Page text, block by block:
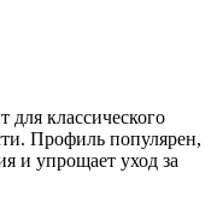
для классического
Профиль популярен,
и упрощает уход за